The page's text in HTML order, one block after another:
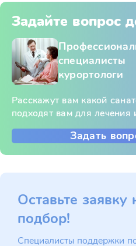
Задайте вопрос
специалисты
курортологи
Расскажут вам какой
подходят вам для лечения
Задать
Оставьте
подбор!
Специалисты поддержки